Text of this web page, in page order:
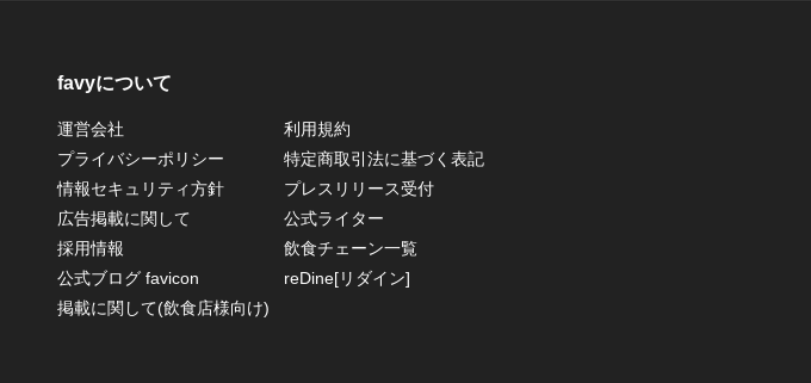
favyについて
運営会社
利用規約
プライバシーポリシー
特定商取引法に基づく表記
情報セキュリティ方針
プレスリリース受付
広告掲載に関して
公式ライター
採用情報
飲食チェーン一覧
公式ブログ favicon
reDine[リダイン]
掲載に関して(飲食店様向け)